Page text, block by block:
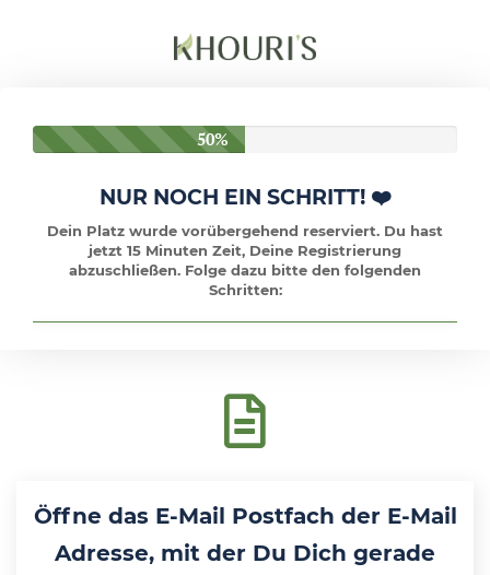
50%
NUR NOCH EIN SCHRITT! ❤️
Dein Platz wurde vorübergehend reserviert. Du hast
jetzt 15 Minuten Zeit, Deine Registrierung
abzuschließen. Folge dazu bitte den folgenden
Schritten:
Öffne das E-Mail Postfach der E-Mail
Adresse, mit der Du Dich gerade